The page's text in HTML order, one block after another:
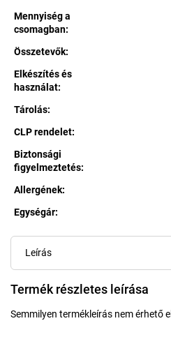
Mennyiség a
csomagban:
Összetevők:
Elkészítés és
használat:
Tárolás:
CLP rendelet:
Biztonsági
figyelmeztetés:
Allergének:
Egységár:
Leírás
Termék részletes leírása
Semmilyen termékleírás nem érhető el